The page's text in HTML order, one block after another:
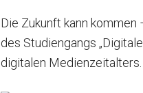
Die Zukunft kann kommen
des Studiengangs
digitalen Medienzeitalters.